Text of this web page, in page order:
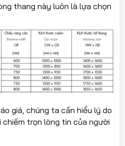
thang này luôn là lựa chọn
giá, chúng ta cần hiểu lý do
chiếm trọn lòng tin của người